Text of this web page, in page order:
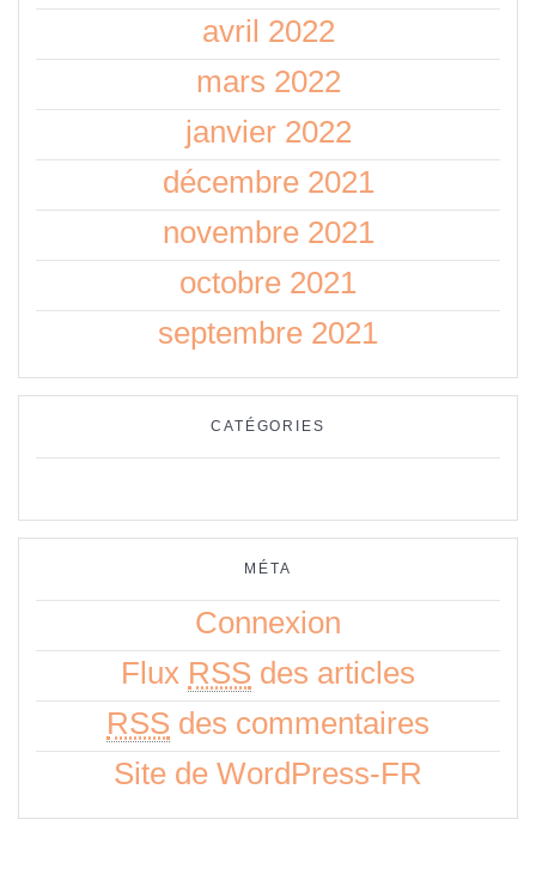
avril 2022
mars 2022
janvier 2022
décembre 2021
novembre 2021
octobre 2021
septembre 2021
CATÉGORIES
MÉTA
Connexion
Flux RSS des articles
RSS des commentaires
Site de WordPress-FR